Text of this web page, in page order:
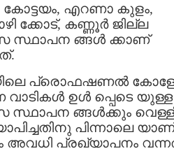
കോട്ടയം, എറണാ കുളം,
ക്കോട്, കണ്ണൂർ ജില്ല
സ്ഥാപന ങ്ങള്‍ ക്കാണ്
യിലെ പ്രൊഫഷണല്‍
ഉള്‍ പ്പെടെ യുള്ള
സ്ഥാപന ങ്ങള്‍ക്കും
പിന്നാലെ യാണ്
അവധി പ്രഖ്യാപനം